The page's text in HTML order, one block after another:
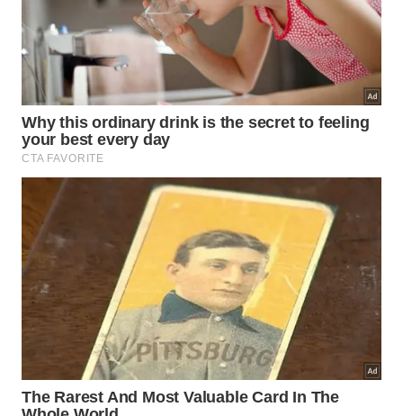
Como higienizar a parte externa do
aparelho?
Para a parte externa da geladeira, o ideal é
empregar um método bem suave de conservação.
Use apenas um pano macio devidamente
umedecido com água morna combinada com sabão
neutro para eliminar marcas de gordura e dedos
sem arranhar aestruturaexterna do seu
dispositivo